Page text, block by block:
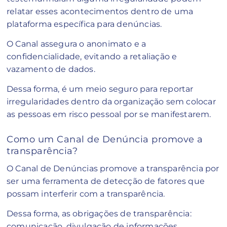
relatar esses acontecimentos dentro de uma
plataforma específica para denúncias.
O Canal assegura o anonimato e a
confidencialidade, evitando a retaliação e
vazamento de dados.
Dessa forma, é um meio seguro para reportar
irregularidades dentro da organização sem colocar
as pessoas em risco pessoal por se manifestarem.
Como um Canal de Denúncia promove a
transparência?
O Canal de Denúncias promove a transparência por
ser uma ferramenta de detecção de fatores que
possam interferir com a transparência.
Dessa forma, as obrigações de transparência: